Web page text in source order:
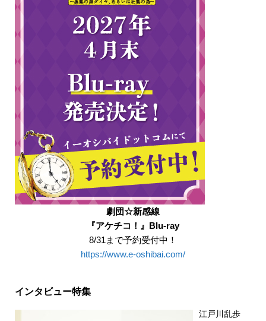
劇団☆新感線
『アケチコ！』Blu-ray
8/31まで予約受付中！
https://www.e-oshibai.com/
インタビュー特集
江戸川乱歩